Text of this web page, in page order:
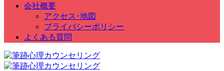
会社概要
アクセス･地図
プライバシーポリシー
よくある質問